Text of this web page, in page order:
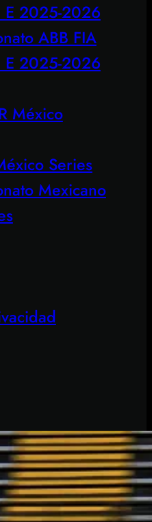
E 2025-2026
ABB FIA
E 2025-2026
México
Series
Mexicano